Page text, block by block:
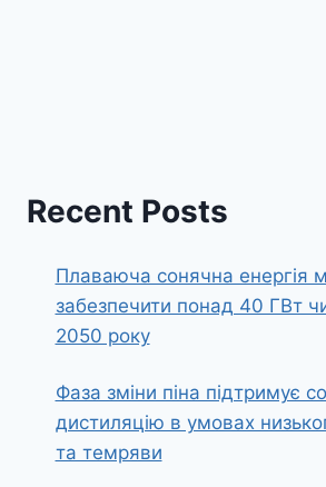
Recent Posts
Плаваюча сонячна енергія
забезпечити понад 40 ГВт
2050 року
Фаза зміни піна підтримує
дистиляцію в умовах
та темряви